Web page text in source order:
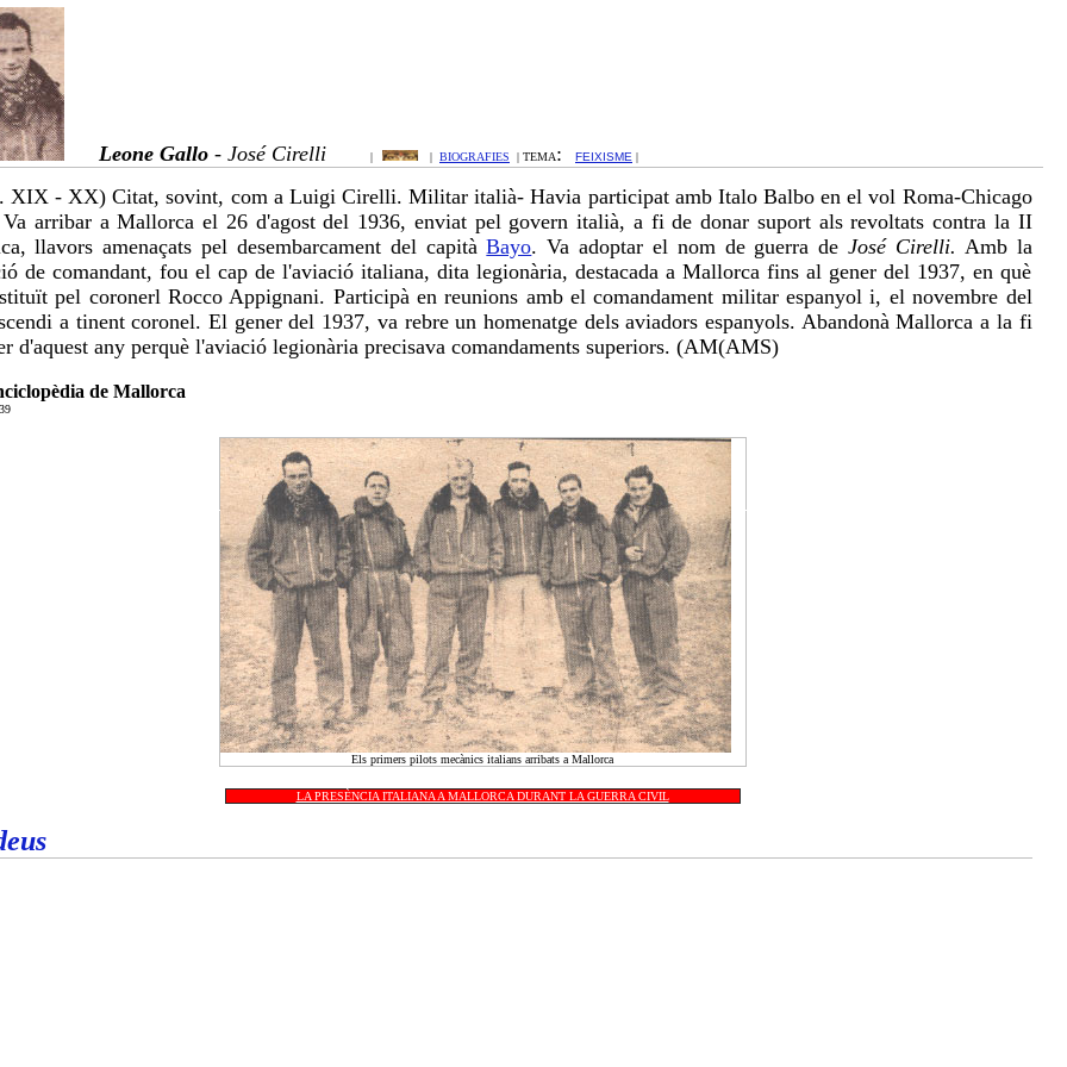
Leone Gallo - José Cirelli | | BIOGRAFIES | TEMA: FEIXISME |
XIX - XX) Citat, sovint, com a Luigi Cirelli. Militar italià- Havia participat amb Italo Balbo en el vol Roma-Chicago
arribar a Mallorca el 26 d'agost del 1936, enviat pel govern italià, a fi de donar suport als revoltats contra la II
llavors amenaçats pel desembarcament del capitàBayo. Va adoptar el nom de guerra deJosé Cirelli. Amb la
de comandant, fou el cap de l'aviació italiana, dita legionària, destacada a Mallorca fins al gener del 1937, en què
pel coronerl Rocco Appignani. Participà en reunions amb el comandament militar espanyol i, el novembre del
a tinent coronel. El gener del 1937, va rebre un homenatge dels aviadors espanyols. Abandonà Mallorca a la fi
d'aquest any perquè l'aviació legionària precisava comandaments superiors. (AM(AMS)
de Mallorca
Els primers pilots mecànics italians arribats a Mallorca
LA PRESÈNCIA ITALIANA A MALLORCA DURANT LA GUERRA CIVIL